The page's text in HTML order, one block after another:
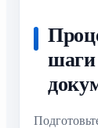
шаги